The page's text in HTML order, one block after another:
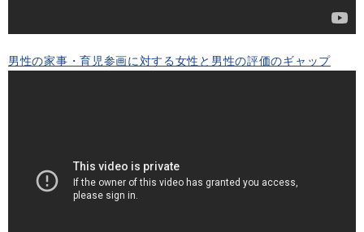
男性の家事・育児参画に対する女性と男性の評価のギャップ